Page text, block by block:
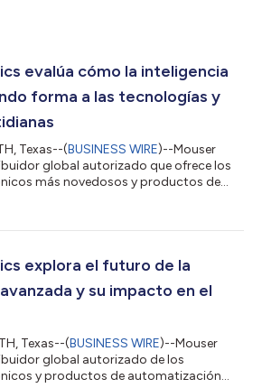
evalúa cómo la inteligencia
forma a las tecnologías y
Texas--(BUSINESS WIRE)--Mouser
global autorizado que ofrece los
más novedosos y productos de
AI for Daily Life. Esta entrega analiza
uso cotidiano, desde herramientas de
explora el futuro de la
y su impacto en el
Texas--(BUSINESS WIRE)--Mouser
global autorizado de los
y productos de automatización